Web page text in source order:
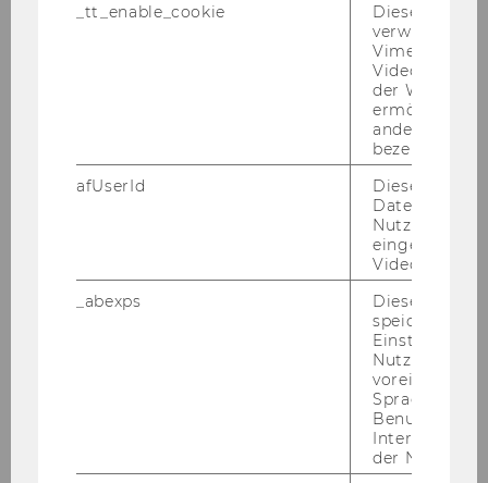
pro­ve my French lan­guage skills. So, Lau­
sanne is a stu­dent city, stu­dent fee­ling
ever­y­whe­re, it is an in­credi­ble vil­la­ge, it
has ever­ything, and it is a very good place
examp­le Fran­ce. Fun­ni­ly, I had the fee­
ling that I am stay­ing in three dif­fe­rent
coun­tries (Fran­ce, Italy, Ger­ma­ny) when
tra­vel­ling th­rough other swiss ci­ties. The
at­mo­s­phe­re of the lake Lac Léman which
is next to the cam­pus area is so in­credi­
ble, es­pe­cial­ly the sun­set. Ever­y­whe­re
you look, you see spor­ti­ve stu­dents, the
range of sports ac­ti­vi­ties (most of them
for free) are mas­si­ve, so just give it a go!
In­te­res­tin­g­ly, it is also the city of the
Olym­pi­que Com­mittée. I also met so
many stu­dents from all over the world
_tt_enable_cookie
Dieses
verwendet,
Vimeo-
der WU-
ermöglichen
andere nicht
bezeichnete
afUserId
Dieses
Daten von
Videos
_abexps
Dieses Cookie
speichert
Nutzer*in, zB.
Sprache,
der Nutzer*in